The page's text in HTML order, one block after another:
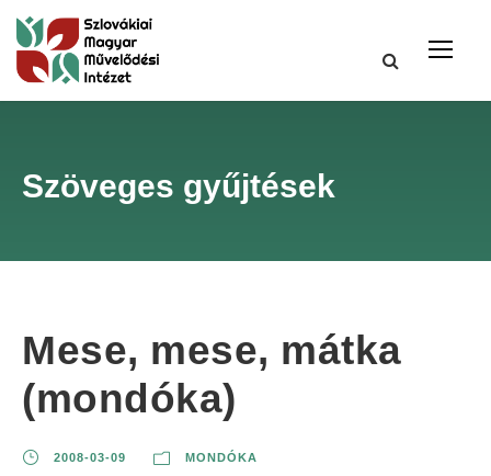
Szöveges gyűjtések
Mese, mese, mátka
(mondóka)
2008-03-09 MONDÓKA